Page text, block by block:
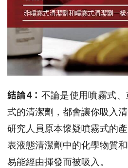
結論4： 不論是使用噴霧式
式的清潔劑，都會讓你吸入
研究人員原本懷疑噴霧式的
表液態清潔劑中的化學物質
易能經由揮發而被吸入。